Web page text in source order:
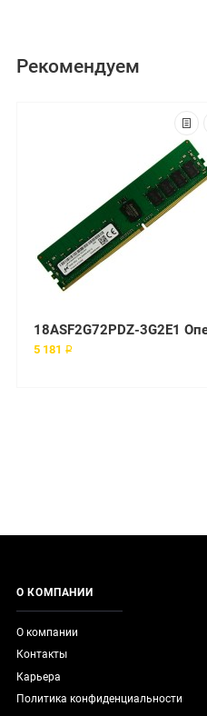
Рекомендуем
5 181 ₽
О КОМПАНИИ
О компании
Контакты
Карьера
Политика конфиденциальности